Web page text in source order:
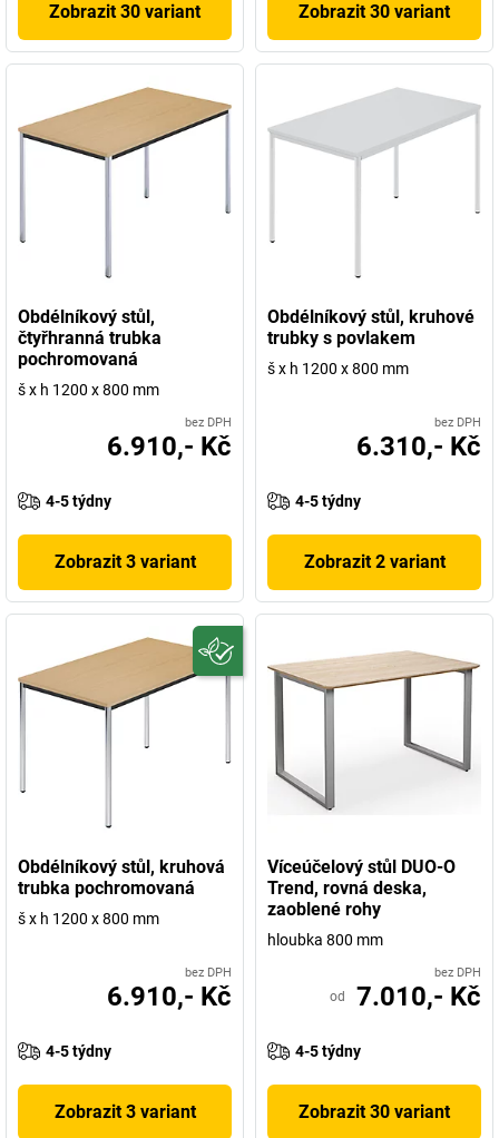
Zobrazit 30 variant Zobrazit 30 variant
Obdélníkový stůl,
čtyřhranná trubka
pochromovaná
š x h 1200 x 800 mm
bez DPH
6.910,- Kč
4-5 týdny
Zobrazit 3 variant
Obdélníkový stůl, kruhové
trubky s povlakem
š x h 1200 x 800 mm
bez DPH
6.310,- Kč
4-5 týdny
Zobrazit 2 variant
Obdélníkový stůl, kruhová
trubka pochromovaná
š x h 1200 x 800 mm
bez DPH
6.910,- Kč
4-5 týdny
Zobrazit 3 variant
Víceúčelový stůl DUO-O
Trend, rovná deska,
zaoblené rohy
hloubka 800 mm
bez DPH
od 7.010,- Kč
4-5 týdny
Zobrazit 30 variant